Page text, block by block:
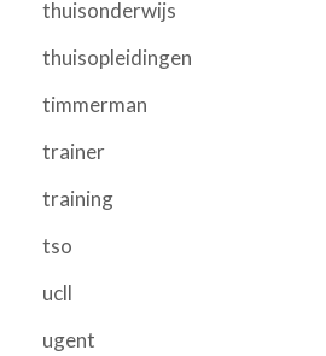
thuisonderwijs
thuisopleidingen
timmerman
trainer
training
tso
ucll
ugent